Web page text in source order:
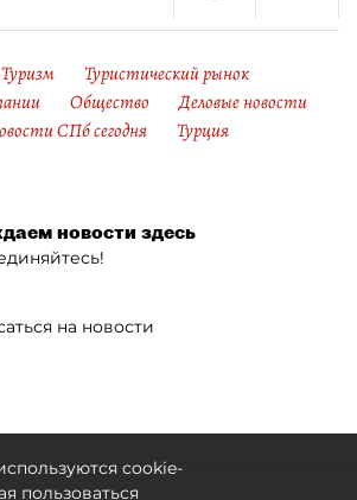
Туризм
Туристический рынок
Общество
Деловые новости
СПб сегодня
Турция
новости здесь
на новости
cookie-
пользоваться